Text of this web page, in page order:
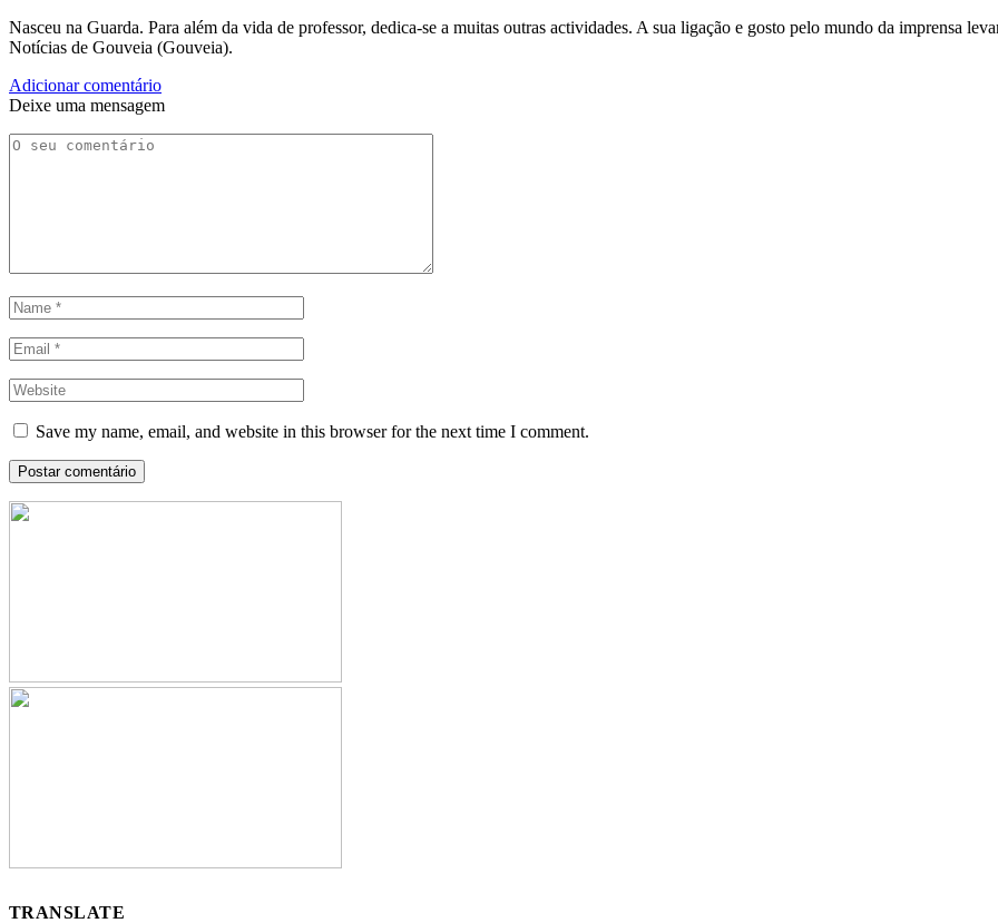
Nasceu na Guarda. Para além da vida de professor, dedica-se a muitas outras actividades. A sua ligação e gosto pelo mundo da imprensa
Notícias de Gouveia (Gouveia).
Adicionar comentário
Deixe uma mensagem
Save my name, email, and website in this browser for the next time I comment.
TRANSLATE